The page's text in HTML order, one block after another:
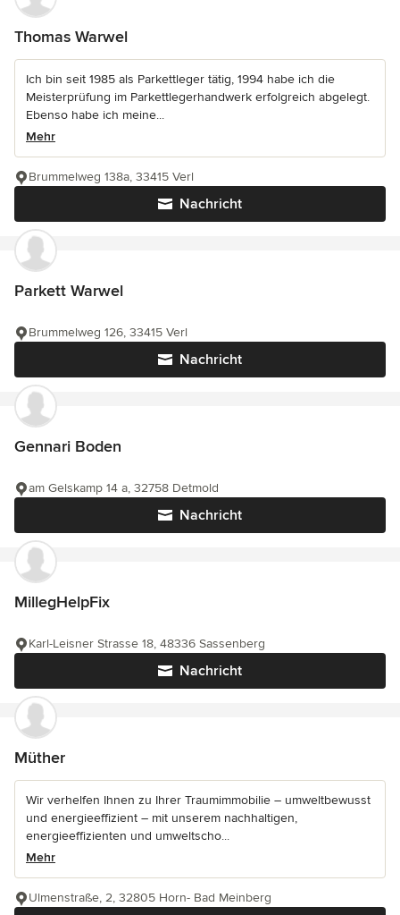
Thomas Warwel
Ich bin seit 1985 als Parkettleger tätig, 1994 habe ich die
Meisterprüfung im Parkettlegerhandwerk erfolgreich abgelegt.
Ebenso habe ich meine...
Mehr
Nachricht
Brummelweg 138a, 33415 Verl
Parkett Warwel
Nachricht
Brummelweg 126, 33415 Verl
Gennari Boden
Nachricht
am Gelskamp 14 a, 32758 Detmold
MillegHelpFix
Nachricht
Karl-Leisner Strasse 18, 48336 Sassenberg
Müther
Wir verhelfen Ihnen zu Ihrer Traumimmobilie – umweltbewusst
und energieeffizient – mit unserem nachhaltigen,
energieeffizienten und umweltscho...
Mehr
Ulmenstraße, 2, 32805 Horn- Bad Meinberg